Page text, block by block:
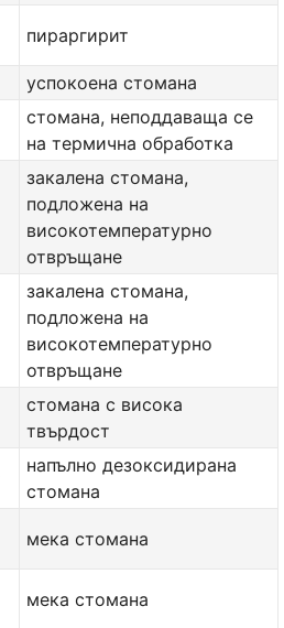
пираргирит
успокоена стомана
стомана, неподдаваща се
на термична обработка
закалена стомана,
подложена на
високотемпературно
отвръщане
закалена стомана,
подложена на
високотемпературно
отвръщане
стомана с висока
твърдост
напълно дезоксидирана
стомана
мека стомана
мека стомана